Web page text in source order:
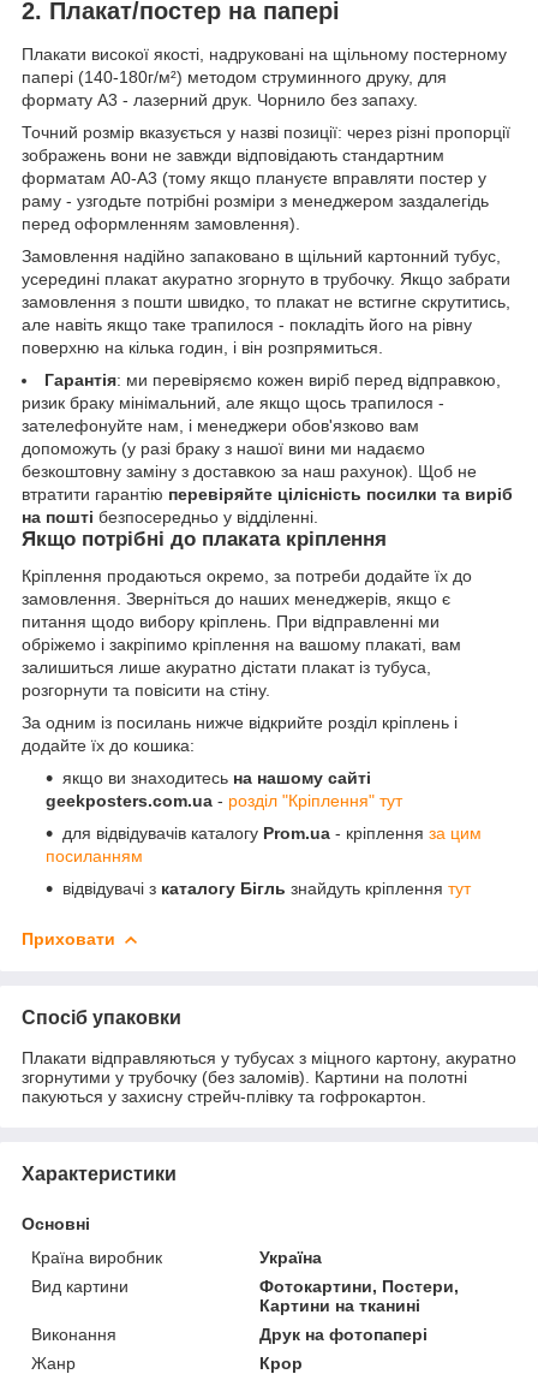
2. Плакат/постер на папері
Плакати високої якості, надруковані на щільному постерному
папері (140-180г/м²) методом струминного друку, для
формату А3 - лазерний друк. Чорнило без запаху.
Точний розмір вказується у назві позиції: через різні пропорції
зображень вони не завжди відповідають стандартним
форматам А0-А3 (тому якщо плануєте вправляти постер у
раму - узгодьте потрібні розміри з менеджером заздалегідь
перед оформленням замовлення).
Замовлення надійно запаковано в щільний картонний тубус,
усередині плакат акуратно згорнуто в трубочку. Якщо забрати
замовлення з пошти швидко, то плакат не встигне скрутитись,
але навіть якщо таке трапилося - покладіть його на рівну
поверхню на кілька годин, і він розпрямиться.
Гарантія: ми перевіряємо кожен виріб перед відправкою,
ризик браку мінімальний, але якщо щось трапилося -
зателефонуйте нам, і менеджери обов'язково вам
допоможуть (у разі браку з нашої вини ми надаємо
безкоштовну заміну з доставкою за наш рахунок). Щоб не
втратити гарантію перевіряйте цілісність посилки та виріб
на пошті безпосередньо у відділенні.
Якщо потрібні до плаката кріплення
Кріплення продаються окремо, за потреби додайте їх до
замовлення. Зверніться до наших менеджерів, якщо є
питання щодо вибору кріплень. При відправленні ми
обріжемо і закріпимо кріплення на вашому плакаті, вам
залишиться лише акуратно дістати плакат із тубуса,
розгорнути та повісити на стіну.
За одним із посилань нижче відкрийте розділ кріплень і
додайте їх до кошика:
якщо ви знаходитесь на нашому сайті
geekposters.com.ua - розділ "Кріплення" тут
для відвідувачів каталогу Prom.ua - кріплення за цим
посиланням
відвідувачі з каталогу Бігль знайдуть кріплення тут
Приховати
Спосіб упаковки
Плакати відправляються у тубусах з міцного картону, акуратно
згорнутими у трубочку (без заломів). Картини на полотні
пакуються у захисну стрейч-плівку та гофрокартон.
Характеристики
Основні
Країна виробник
Україна
Вид картини
Фотокартини, Постери,
Картини на тканині
Виконання
Друк на фотопапері
Жанр
Крор